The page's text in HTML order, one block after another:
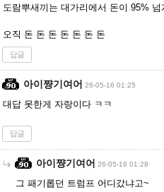
도람뿌새끼는 대가리에서 돈이 95%
오직 돈 돈 돈 돈 돈 돈 돈
답글
아이쨩기여어 26-05-16 01:25
대답 못한게 자랑이다 ㅋㅋ
답글
아이쨩기여어 26-05-16 01:28
그 패기롭던 트럼프 어디갔냐고~